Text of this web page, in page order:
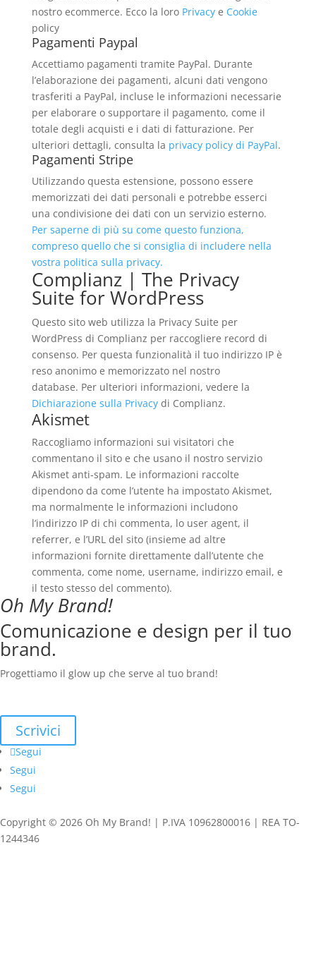
nostro ecommerce. Ecco la loro Privacye Cookie
policy
Pagamenti Paypal
Accettiamo pagamenti tramite PayPal. Durante
l’elaborazione dei pagamenti, alcuni dati vengono
trasferiti a PayPal, incluse le informazioni necessarie
per elaborare o supportare il pagamento, come il
totale degli acquisti e i dati di fatturazione. Per
ulteriori dettagli, consulta la privacy policy di PayPal.
Pagamenti Stripe
Utilizzando questa estensione, possono essere
memorizzati dei dati personali e potrebbe esserci
una condivisione dei dati con un servizio esterno.
Per saperne di più su come questo funziona,
compreso quello che si consiglia di includere nella
vostra politica sulla privacy.
Complianz | The Privacy
Suite for WordPress
Questo sito web utilizza la Privacy Suite per
WordPress di Complianz per raccogliere record di
consenso. Per questa funzionalità il tuo indirizzo IP è
reso anonimo e memorizzato nel nostro
database. Per ulteriori informazioni, vedere la
Dichiarazione sulla Privacydi Complianz.
Akismet
Raccogliamo informazioni sui visitatori che
commentano il sito e che usano il nostro servizio
Akismet anti-spam. Le informazioni raccolte
dipendono da come l’utente ha impostato Akismet,
ma normalmente le informazioni includono
l’indirizzo IP di chi commenta, lo user agent, il
referrer, e l’URL del sito (insieme ad altre
informazioni fornite direttamente dall’utente che
commenta, come nome, username, indirizzo email, e
il testo stesso del commento).
Oh My Brand!
Comunicazione e design per il tuo
brand.
Progettiamo il glow up che serve al tuo brand!
Scrivici
Segui
Segui
Segui
Copyright © 2026 Oh My Brand! | P.IVA 10962800016 | REA TO-
1244346